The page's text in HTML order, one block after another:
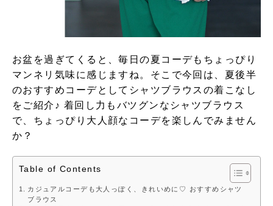
お盆を過ぎてくると、毎日の夏コーデもちょっぴり
マンネリ気味に感じますね。そこで今回は、夏後半
のおすすめコーデとしてシャツブラウスの着こなし
をご紹介♪ 着回し力もバツグンなシャツブラウス
で、ちょっぴり大人顔なコーデを楽しんでみません
か？
Table of Contents
カジュアルコーデも大人っぽく、きれいめに♡ おすすめシャツ
ブラウス